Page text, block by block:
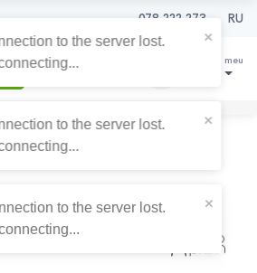
078 222 273 RU
Coșul meu